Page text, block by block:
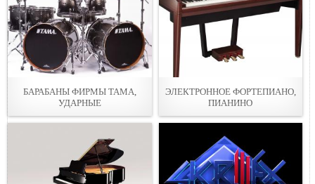
БАРАБАНЫ ФИРМЫ TAMA,
УДАРНЫЕ
ЭЛЕКТРОННОЕ ФОРТЕПИАНО,
ПИАНИНО